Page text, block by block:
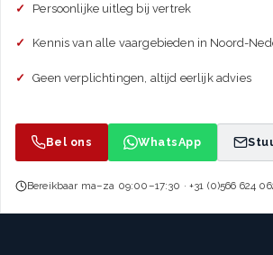
Persoonlijke uitleg bij vertrek
Kennis van alle vaargebieden in Noord-
Geen verplichtingen, altijd eerlijk advies
Bel ons WhatsApp
Bereikbaar ma–za 09:00–17:30 · +31 (0)566 624